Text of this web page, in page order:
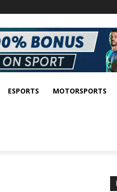
ESPORTS MOTORSPORTS